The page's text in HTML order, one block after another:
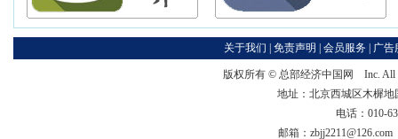
关于我们 免责声明 会员服务 广告
版权所有 © 总部经济中国网
Inc. All
地址：北京西城区木樨
电话：010-
邮箱：